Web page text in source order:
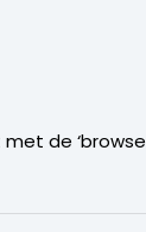
de ‘browse